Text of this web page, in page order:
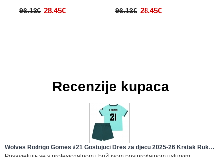
96.13€ 28.45€ 96.13€ 28.45€
Recenzije kupaca
Wolves Rodrigo Gomes #21 Gostujuci Dres za djecu 2025-26 Kratak Rukav
(+ Kratke hlače)